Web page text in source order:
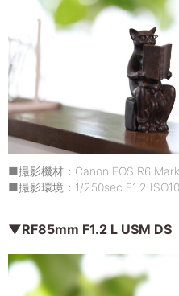
■撮影機材：Canon EOS R6
■撮影環境：1/250sec F1.2
▼RF85mm F1.2 L USM DS